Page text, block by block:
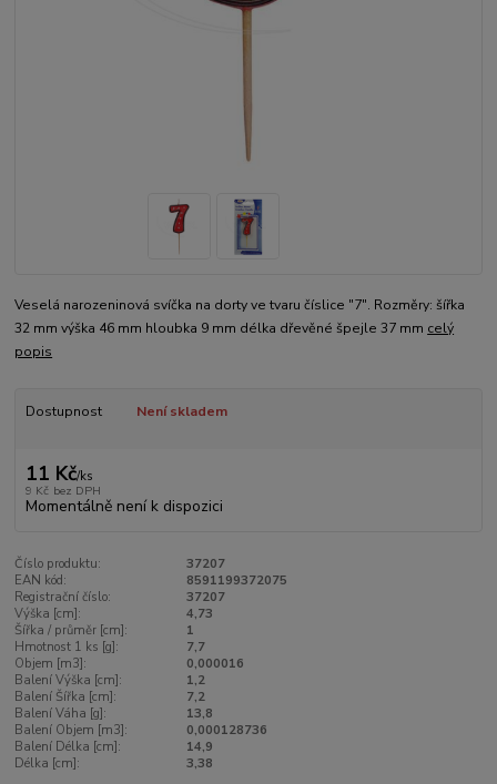
Veselá narozeninová svíčka na dorty ve tvaru číslice "7". Rozměry: šířka
32 mm výška 46 mm hloubka 9 mm délka dřevěné špejle 37 mm celý
popis
Dostupnost Není skladem
11 Kč/ks
9 Kč bez DPH
Momentálně není k dispozici
Číslo produktu:
37207
EAN kód:
8591199372075
Registrační číslo:
37207
Výška [cm]:
4,73
Šířka / průměr [cm]:
1
Hmotnost 1 ks [g]:
7,7
Objem [m3]:
0,000016
Balení Výška [cm]:
1,2
Balení Šířka [cm]:
7,2
Balení Váha [g]:
13,8
Balení Objem [m3]:
0,000128736
Balení Délka [cm]:
14,9
Délka [cm]:
3,38